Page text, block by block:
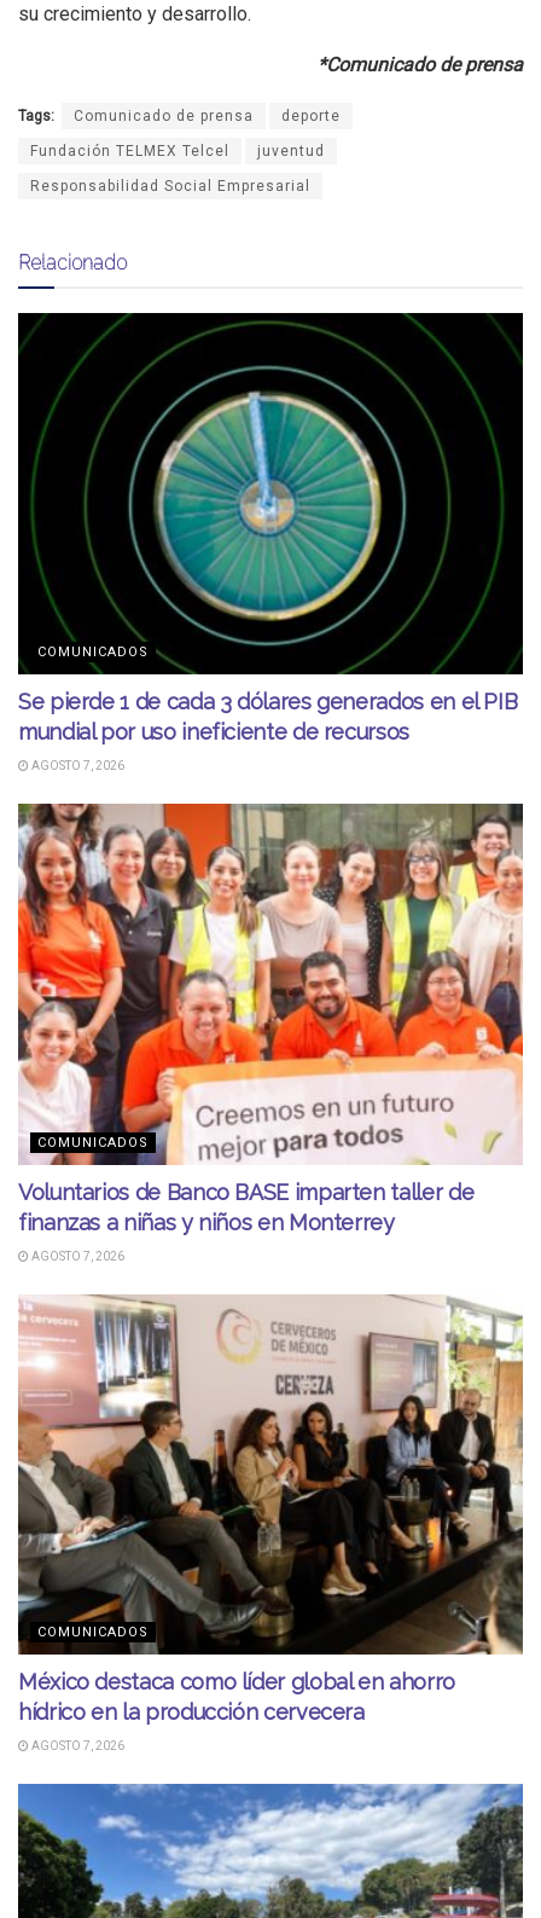
su crecimiento y desarrollo.
*Comunicado de prensa
Tags: Comunicado de prensa deporte
Fundación TELMEX Telcel juventud
Responsabilidad Social Empresarial
Relacionado
COMUNICADOS
Se pierde 1 de cada 3 dólares generados en el PIB
mundial por uso ineficiente de recursos
AGOSTO 7, 2026
COMUNICADOS
Voluntarios de Banco BASE imparten taller de
finanzas a niñas y niños en Monterrey
AGOSTO 7, 2026
COMUNICADOS
México destaca como líder global en ahorro
hídrico en la producción cervecera
AGOSTO 7, 2026